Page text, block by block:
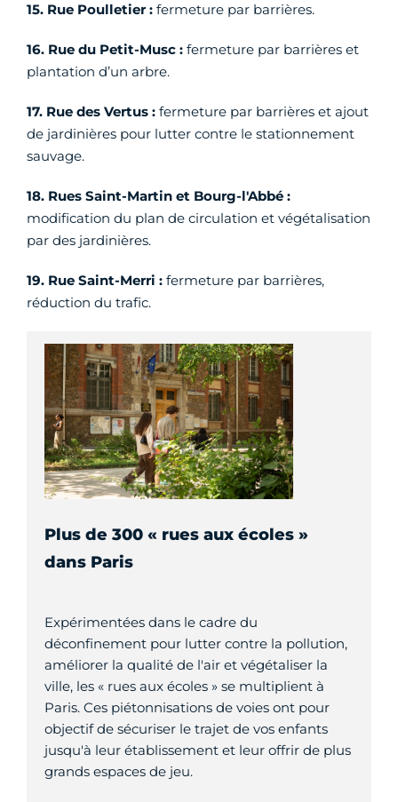
15. Rue Poulletier : fermeture par barrières.
16. Rue du Petit-Musc : fermeture par barrières et
plantation d’un arbre.
17. Rue des Vertus : fermeture par barrières et ajout
de jardinières pour lutter contre le stationnement
sauvage.
18. Rues Saint-Martin et Bourg-l'Abbé :
modification du plan de circulation et végétalisation
par des jardinières.
19. Rue Saint-Merri : fermeture par barrières,
réduction du trafic.
Plus de 300 « rues aux écoles »
dans Paris
Expérimentées dans le cadre du
déconfinement pour lutter contre la pollution,
améliorer la qualité de l'air et végétaliser la
ville, les « rues aux écoles » se multiplient à
Paris. Ces piétonnisations de voies ont pour
objectif de sécuriser le trajet de vos enfants
jusqu'à leur établissement et leur offrir de plus
grands espaces de jeu.